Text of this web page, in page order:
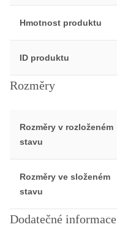
Hmotnost produktu
ID produktu
Rozměry
Rozměry v rozloženém
stavu
Rozměry ve složeném
stavu
Dodatečné informace